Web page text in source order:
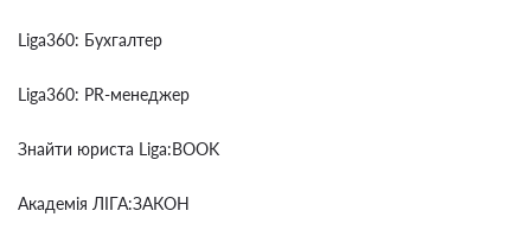
Liga360: Бухгалтер
Liga360: PR-менеджер
Знайти юриста Liga:BOOK
Академія ЛІГА:ЗАКОН